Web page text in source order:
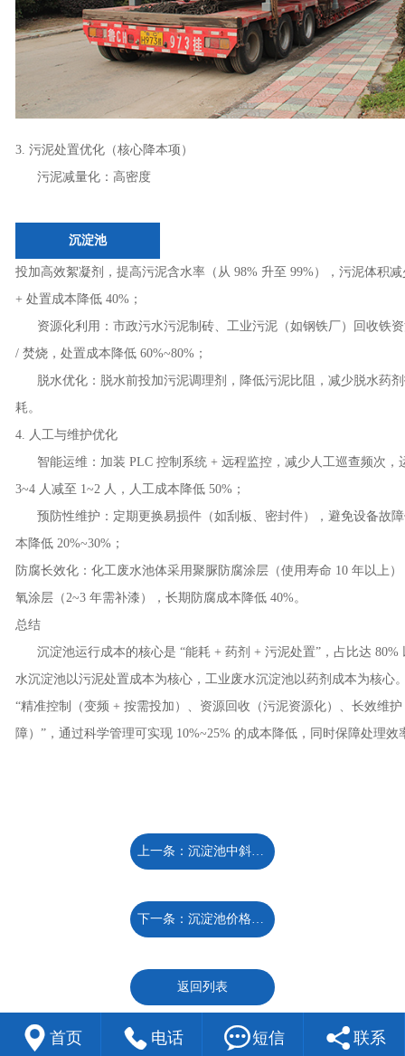
3. 污泥处置优化（核心降本项）
污泥减量化：高密度
沉淀池
投加高效絮凝剂，提高污泥含水率（从 98% 升至 99%），污泥体积
+ 处置成本降低 40%；
资源化利用：市政污水污泥制砖、工业污泥（如钢铁厂）回收铁
/ 焚烧，处置成本降低 60%~80%；
脱水优化：脱水前投加污泥调理剂，降低污泥比阻，减少脱水药
耗。
4. 人工与维护优化
智能运维：加装 PLC 控制系统 + 远程监控，减少人工巡查频次，
3~4 人减至 1~2 人，人工成本降低 50%；
预防性维护：定期更换易损件（如刮板、密封件），避免设备故
本降低 20%~30%；
防腐长效化：化工废水池体采用聚脲防腐涂层（使用寿命 10 年以上
氧涂层（2~3 年需补漆），长期防腐成本降低 40%。
总结
沉淀池运行成本的核心是 “能耗 + 药剂 + 污泥处置”，占比达 80%
水沉淀池以污泥处置成本为核心，工业废水沉淀池以药剂成本为核心
“精准控制（变频 + 按需投加）、资源回收（污泥资源化）、长效维
障）”，通过科学管理可实现 10%~25% 的成本降低，同时保障处理效
上一条：沉淀池中斜管填料的主要作用是什么？
下一条：沉淀池价格：多因素交织下的动态标尺
返回列表
 首页  电话 短信  联系